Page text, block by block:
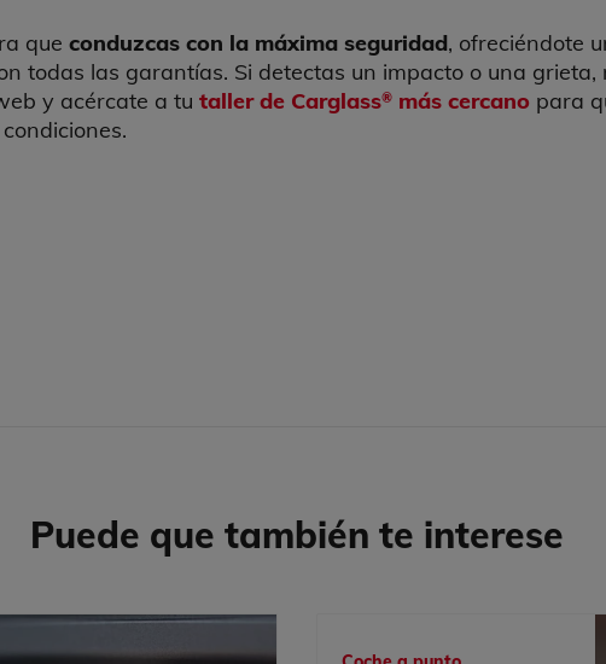
que conduzcas con la máxima seguridad, ofreciéndote
todas las garantías. Si detectas un impacto o una grieta,
y acércate a tu taller de Carglass® más cercano para
Puede que también te interese